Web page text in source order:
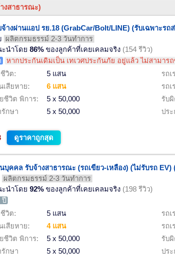
งสาธารณะ)
างผ่านแอป รย.18 (GrabCar/Bolt/LINE) (รับเฉพาะร
ผลิตกรมธรรม์ 2-3 วันทำการ
นำโดย 86% ของลูกค้าที่เคยเคลมจริง (154 รีวิว)
หากประกันเดิมเป็น เทเวศประกันภัย อยู่แล้ว ไม่สามาร
วิต:
5 แสน
สียหาย:
6 แสน
ชีวิต พิการ:
5 x 50,000
รักษา
5 x 50,000
รถเ
รถ
รับ
ปร
ดูราคาถูกสุด
คคล รับจ้างสาธารณะ (รถเขียว-เหลือง) (ไม่รับรถ EV)
ผลิตกรมธรรม์ 2-3 วันทำการ
นำโดย 92% ของลูกค้าที่เคยเคลมจริง (198 รีวิว)
ปี
วิต:
5 แสน
สียหาย:
4 แสน
ชีวิต พิการ:
5 x 50,000
รักษา
5 x 50,000
รถเ
รถ
รับ
ปร